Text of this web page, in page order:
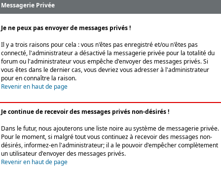
Messagerie Privée
Je ne peux pas envoyer de messages privés !
Il y a trois raisons pour cela : vous n'êtes pas enregistré et/ou n'êtes pas
connecté, l'administrateur a désactivé la messagerie privée pour la totalité du
forum ou l'administrateur vous empêche d'envoyer des messages privés. Si
vous êtes dans le dernier cas, vous devriez vous adresser à l'administrateur
pour en connaître la raison.
Revenir en haut de page
Je continue de recevoir des messages privés non-désirés !
Dans le futur, nous ajouterons une liste noire au système de messagerie privée.
Pour le moment, si malgré tout vous continuez à recevoir des messages non-
désirés, informez-en l'administrateur; il a le pouvoir d'empêcher complètement
un utilisateur d'envoyer des messages privés.
Revenir en haut de page